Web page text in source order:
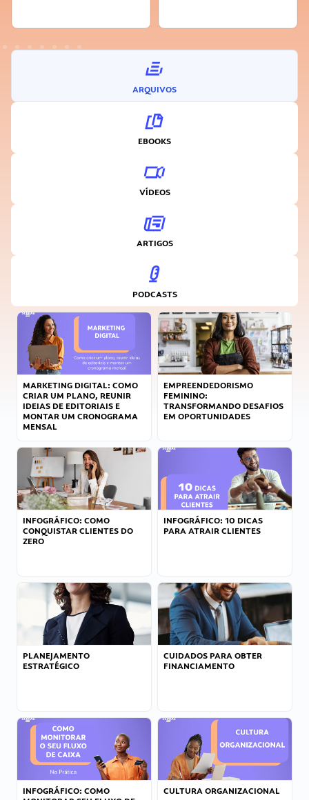
ARQUIVOS
EBOOKS
VÍDEOS
ARTIGOS
PODCASTS
MARKETING DIGITAL: COMO
CRIAR UM PLANO, REUNIR
IDEIAS DE EDITORIAIS E
MONTAR UM CRONOGRAMA
MENSAL
EMPREENDEDORISMO
FEMININO:
TRANSFORMANDO DESAFIOS
EM OPORTUNIDADES
INFOGRÁFICO: COMO
CONQUISTAR CLIENTES DO
ZERO
INFOGRÁFICO: 10 DICAS
PARA ATRAIR CLIENTES
PLANEJAMENTO
ESTRATÉGICO
CUIDADOS PARA OBTER
FINANCIAMENTO
INFOGRÁFICO: COMO
CULTURA ORGANIZACIONAL